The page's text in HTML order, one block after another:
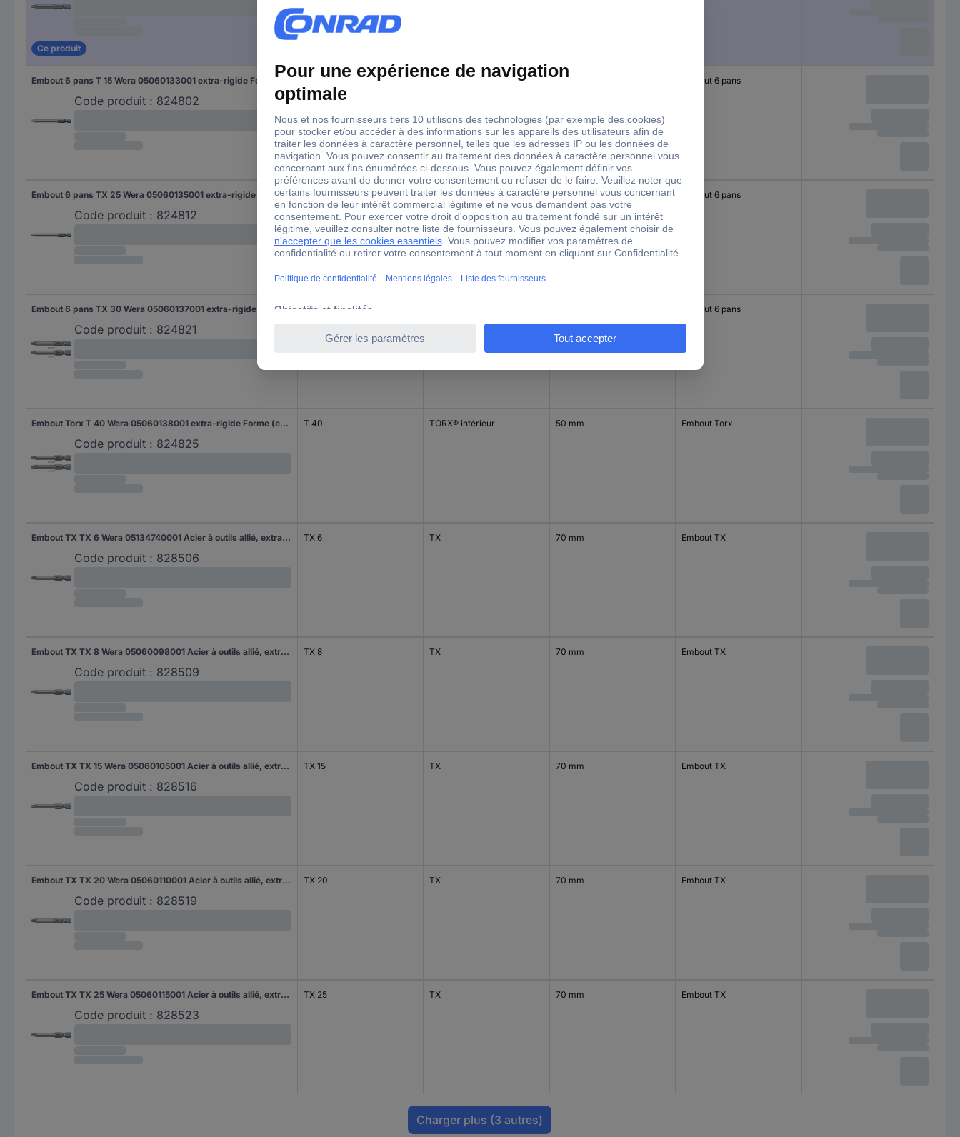
Ce produit
Embout 6 pans T 15 Wera 05060133001 extra-rigide Forme (embouts): E 6.3 1 pc(s)
Code produit : 824802
T 15 TORX 50 mm Embout 6 pans
Embout 6 pans TX 25 Wera 05060135001 extra-rigide Forme (embouts): E 6.3 1 pc(s)
Code produit : 824812
TX 25 TORX 50 mm Embout 6 pans
Embout 6 pans TX 30 Wera 05060137001 extra-rigide Forme (embouts): E 6.3 1 pc(s)
Code produit : 824821
TX 30 TORX 50 mm Embout 6 pans
Embout Torx T 40 Wera 05060138001 extra-rigide Forme (embouts): E 6.3 1 pc(s)
Code produit : 824825
T 40 TORX® intérieur 50 mm Embout Torx
Embout TX TX 6 Wera 05134740001 Acier à outils allié, extra-rigide Forme (embouts): F 6.3 1 pc(s)
Code produit : 828506
TX 6 TX 70 mm Embout TX
Embout TX TX 8 Wera 05060098001 Acier à outils allié, extra-rigide Forme (embouts): F 6.3 1 pc(s)
Code produit : 828509
TX 8 TX 70 mm Embout TX
Embout TX TX 15 Wera 05060105001 Acier à outils allié, extra-rigide Forme (embouts): F 6.3 1 pc(s)
Code produit : 828516
TX 15 TX 70 mm Embout TX
Embout TX TX 20 Wera 05060110001 Acier à outils allié, extra-rigide Forme (embouts): F 6.3 1 pc(s)
Code produit : 828519
TX 20 TX 70 mm Embout TX
Embout TX TX 25 Wera 05060115001 Acier à outils allié, extra-rigide Forme (embouts): F 6.3 1 pc(s)
Code produit : 828523
TX 25 TX 70 mm Embout TX
Charger plus (3 autres)